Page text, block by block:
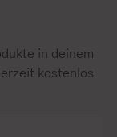
in deinem
kostenlos